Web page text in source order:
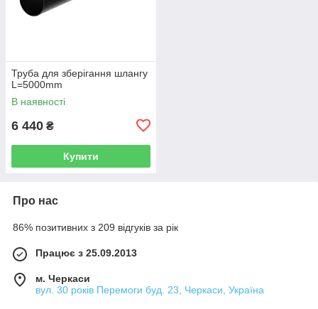
Труба для зберігання шлангу
L=5000mm
В наявності
6 440 ₴
Купити
Про нас
86% позитивних з 209 відгуків за рік
Працює з 25.09.2013
м. Черкаси
вул. 30 років Перемоги буд. 23, Черкаси, Україна